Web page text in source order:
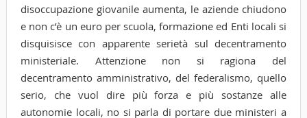
disoccupazione giovanile aumenta, le aziende chiudono
e non c’è un euro per scuola, formazione ed Enti locali si
disquisisce con apparente serietà sul decentramento
ministeriale. Attenzione non si ragiona del
decentramento amministrativo, del federalismo, quello
serio, che vuol dire più forza e più sostanze alle
autonomie locali, no si parla di portare due ministeri a